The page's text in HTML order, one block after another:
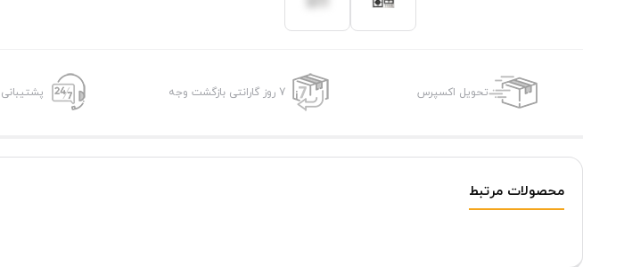
تحویل اکسپرس 7 روز گارانتی بازگشت وجه
محصولات مرتبط